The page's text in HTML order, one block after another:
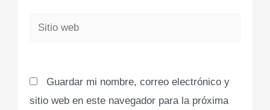
Sitio
Guardar mi nombre, correo electrónico y
sitio web en este navegador para la próxima